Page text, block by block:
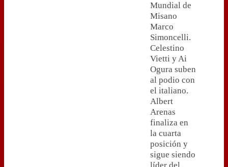
Mundial de
Misano
Marco
Simoncelli.
Celestino
Vietti y Ai
Ogura suben
al podio con
el italiano.
Albert
Arenas
finaliza en
la cuarta
posición y
sigue siendo